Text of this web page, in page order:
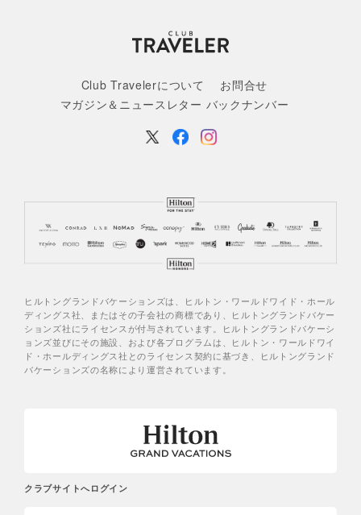
Club Travelerについて
お問合せ
マガジン＆ニュースレター バックナンバー
ヒルトングランドバケーションズは、ヒルトン・ワールドワイド・ホール
ディングス社、またはその子会社の商標であり、ヒルトングランドバケー
ションズ社にライセンスが付与されています。ヒルトングランドバケーシ
ョンズ並びにその施設、および各プログラムは、ヒルトン・ワールドワイ
ド・ホールディングス社とのライセンス契約に基づき、ヒルトングランド
バケーションズの名称により運営されています。
クラブサイトへログイン